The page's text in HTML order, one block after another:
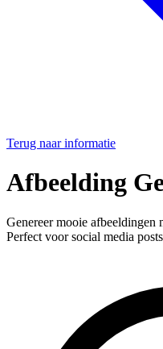
Terug naar informatie
Afbeelding
Genereer mooie afbeeldingen
Perfect voor social media